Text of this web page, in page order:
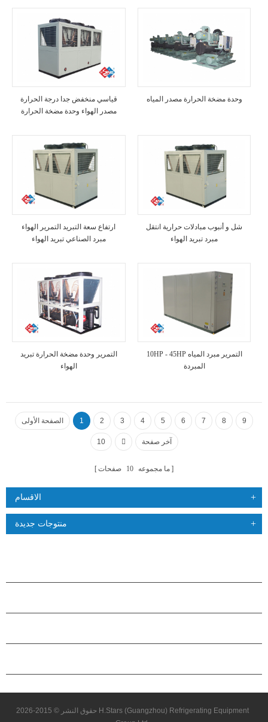
قياسي منخفض جدا درجة الحرارة
مصدر الهواء وحدة مضخة الحرارة
وحدة مضخة الحرارة مصدر المياه
ارتفاع سعة التبريد التمرير الهواء
مبرد الصناعي تبريد الهواء
شل و أنبوب مبادلات حرارية انتقل
مبرد تبريد الهواء
التمرير وحدة مضخة الحرارة تبريد
الهواء
10HP - 45HP التمرير مبرد المياه
المبردة
الصفحة الأولى 1 2 3 4 5 6 7 8 9
10 آخر صفحة
ما مجموعه 10 صفحات
الاقسام
منتوجات جديدة
حقوق النشر © 2015-2026 H.Stars (Guangzhou) Refrigerating Equipment